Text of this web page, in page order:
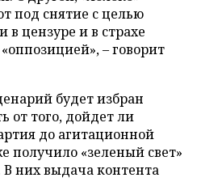
под снятие с целью
в цензуре и в страхе
– говорит
будет избран
от того, дойдет ли
до агитационной
получило «зеленый свет»
В них выдача контента